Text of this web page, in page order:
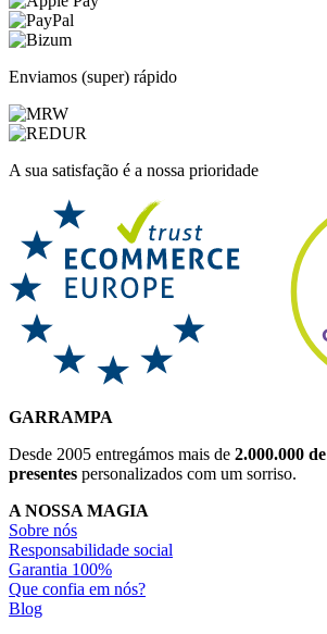
Enviamos (super) rápido
A sua satisfação é a nossa prioridade
GARRAMPA
Desde 2005 entregámos mais de 2.000.000 de
presentes personalizados com um sorriso.
A NOSSA MAGIA
Sobre nós
Responsabilidade social
Garantia 100%
Que confia em nós?
Blog